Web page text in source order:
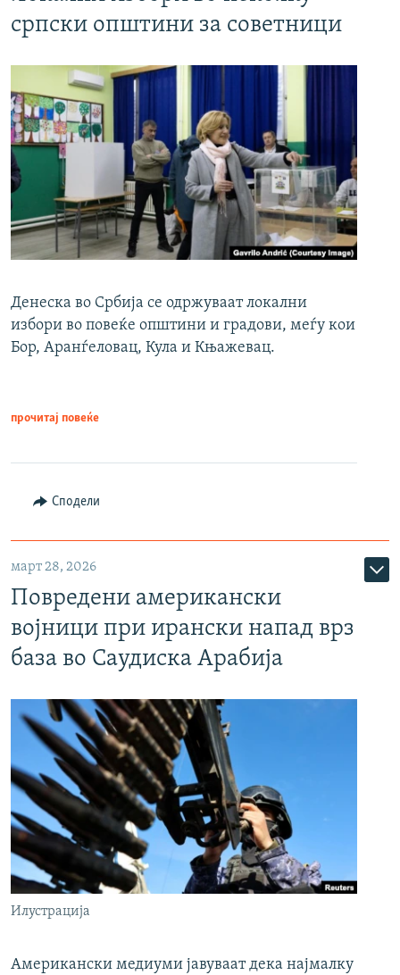
српски општини за советници
Денеска во Србија се одржуваат локални
избори во повеќе општини и градови, меѓу кои
Бор, Аранѓеловац, Кула и Књажевац.
прочитај повеќе
Сподели
март 28, 2026
Повредени американски
војници при ирански напад врз
база во Саудиска Арабија
Илустрација
Американски медиуми јавуваат дека најмалку